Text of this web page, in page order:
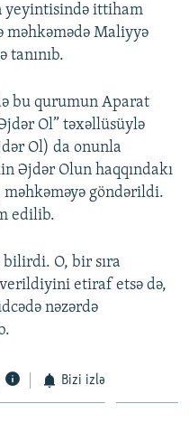
yeyintisində ittiham
məhkəmədə Maliyyə
tanınıb.
bu qurumun Aparat
Ol” təxəllüsüylə
Ol) da onunla
Əjdər Olun haqqındakı
göndərildi.
edilib.
O, bir sıra
etiraf etsə də,
nəzərdə
Bizi izlə